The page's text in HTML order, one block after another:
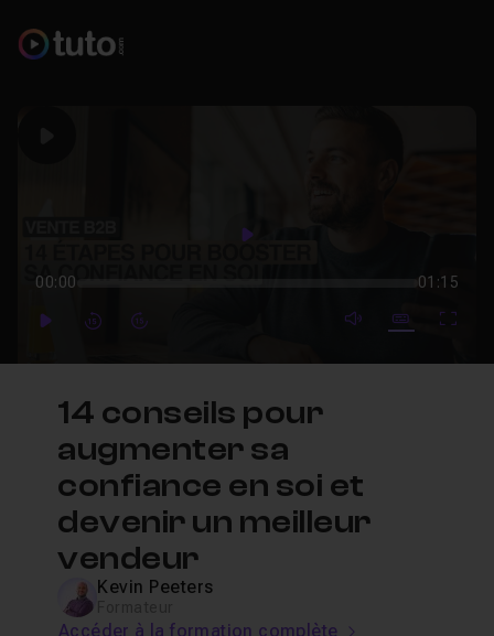
Play
00:00 01:15
PlayForwardForward mute video
Subtitles
14 conseils pour
augmenter sa
confiance en soi et
devenir un meilleur
vendeur
Kevin Peeters
Accéder à la formation complète